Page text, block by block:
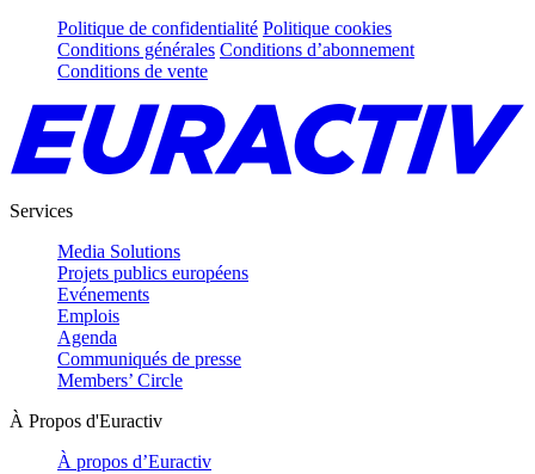
Politique de confidentialité Politique cookies
Conditions générales Conditions d’abonnement
Conditions de vente
Services
Media Solutions
Projets publics européens
Evénements
Emplois
Agenda
Communiqués de presse
Members’ Circle
À Propos d'Euractiv
À propos d’Euractiv